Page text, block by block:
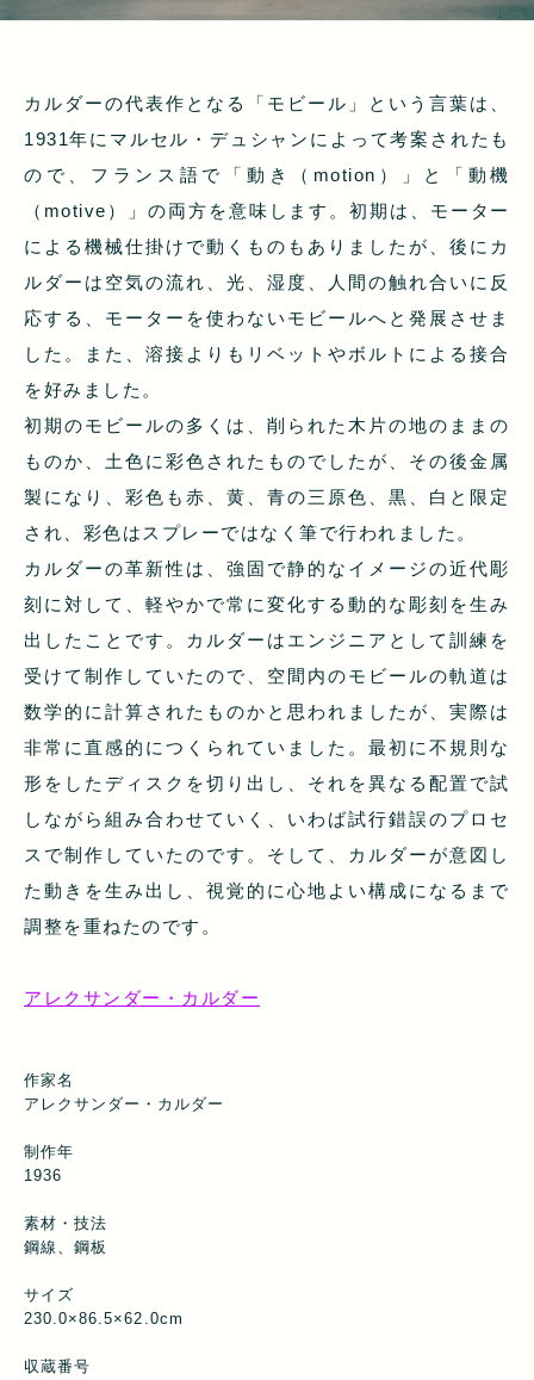
カルダーの代表作となる「モビール」という言葉は、
1931年にマルセル・デュシャンによって考案されたも
ので、フランス語で「動き（motion）」と「動機
（motive）」の両方を意味します。初期は、モーター
による機械仕掛けで動くものもありましたが、後にカ
ルダーは空気の流れ、光、湿度、人間の触れ合いに反
応する、モーターを使わないモビールへと発展させま
した。また、溶接よりもリベットやボルトによる接合
を好みました。
初期のモビールの多くは、削られた木片の地のままの
ものか、土色に彩色されたものでしたが、その後金属
製になり、彩色も赤、黄、青の三原色、黒、白と限定
され、彩色はスプレーではなく筆で行われました。
カルダーの革新性は、強固で静的なイメージの近代彫
刻に対して、軽やかで常に変化する動的な彫刻を生み
出したことです。カルダーはエンジニアとして訓練を
受けて制作していたので、空間内のモビールの軌道は
数学的に計算されたものかと思われましたが、実際は
非常に直感的につくられていました。最初に不規則な
形をしたディスクを切り出し、それを異なる配置で試
しながら組み合わせていく、いわば試行錯誤のプロセ
スで制作していたのです。そして、カルダーが意図し
た動きを生み出し、視覚的に心地よい構成になるまで
調整を重ねたのです。
アレクサンダー・カルダー
作家名
アレクサンダー・カルダー
制作年
1936
素材・技法
鋼線、鋼板
サイズ
230.0×86.5×62.0cm
収蔵番号